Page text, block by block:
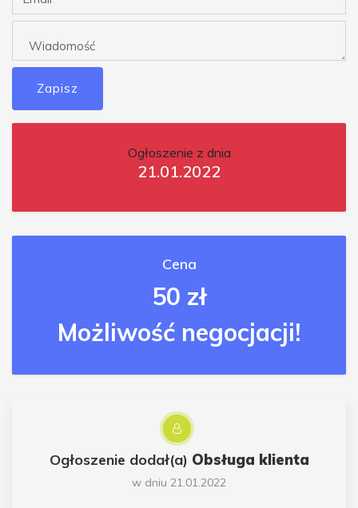
Zapisz
Ogłoszenie z dnia
21.01.2022
Cena
50 zł
Możliwość negocjacji!
Ogłoszenie dodał(a) Obsługa klienta
w dniu 21.01.2022